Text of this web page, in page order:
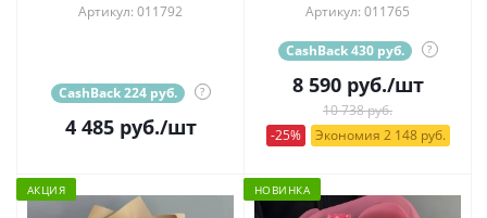
Артикул: 011792
CashBack 224 руб. ?
4 485руб./шт
Артикул: 011765
CashBack 430 руб. ?
8 590руб./шт
10 738 руб.
-25%
Экономия 2 148 руб.
АКЦИЯ НОВИНКА